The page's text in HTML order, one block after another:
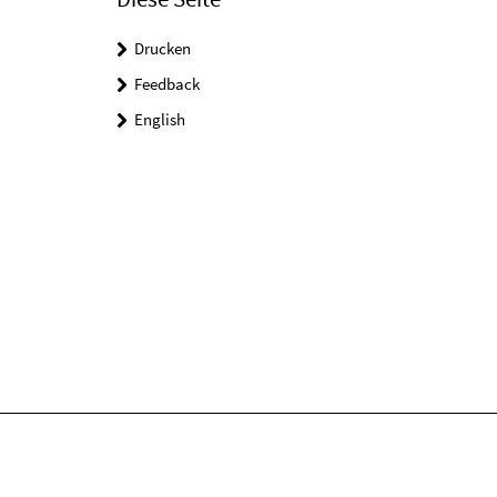
Drucken
Feedback
English